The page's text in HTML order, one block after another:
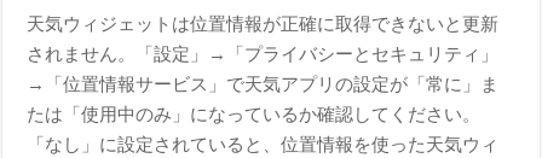
天気ウィジェットは位置情報が正確に取得できないと更新
されません。「設定」→「プライバシーとセキュリティ」
→「位置情報サービス」で天気アプリの設定が「常に」ま
たは「使用中のみ」になっているか確認してください。
「なし」に設定されていると、位置情報を使った天気ウィ